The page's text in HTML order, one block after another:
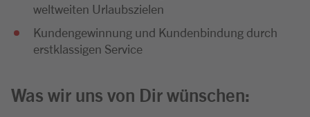
weltweiten Urlaubszielen
Kundengewinnung und Kundenbindung durch
erstklassigen Service
Was wir uns von Dir wünschen: